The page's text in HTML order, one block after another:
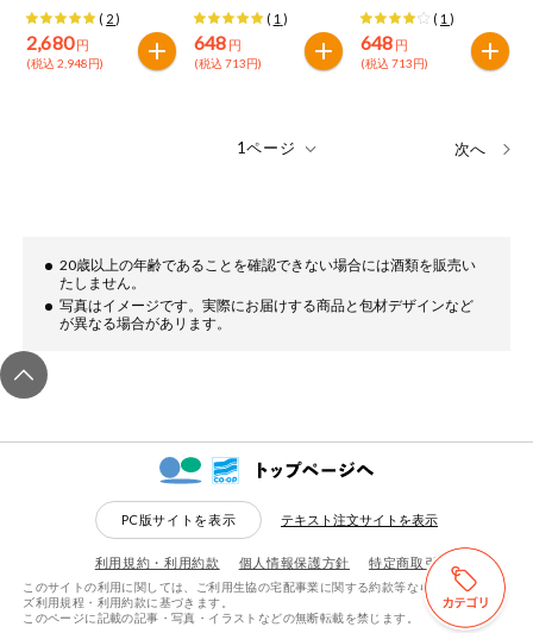
リセットする
( 2)
2,680 円
(税込 2,948円)
( 1 )
648 円
(税込 713円)
( 1 )
648 円
(税込 713円)
次へ
20歳以上の年齢であることを確認できない場合には酒類を販売い
たしません。
写真はイメージです。実際にお届けする商品と包材デザインなど
が異なる場合があリます。
PC版サイトを表示 テキスト注文サイトを表示
利用規約・利用約款 個人情報保護方針 特定商取引
このサイトの利用に関しては、ご利用生協の宅配事業に関する約款等ならびにeフレン
ズ利用規程・利用約款に基づきます。
このページに記載の記事・写真・イラストなどの無断転載を禁じます。